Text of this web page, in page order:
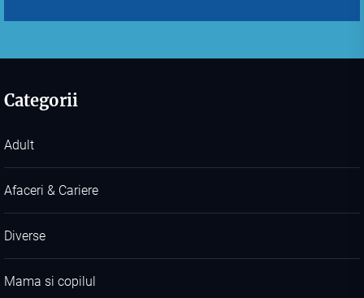
Categorii
Adult
Afaceri & Cariere
Diverse
Mama si copilul